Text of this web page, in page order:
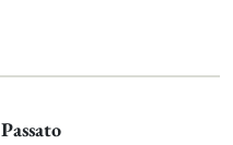
Passato